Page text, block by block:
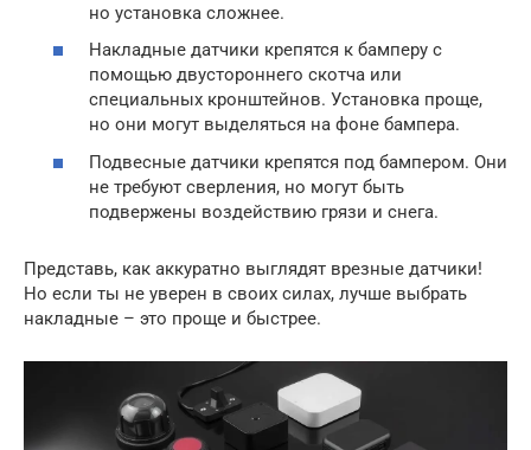
но установка сложнее.
Накладные датчики крепятся к бамперу с
помощью двустороннего скотча или
специальных кронштейнов. Установка проще,
но они могут выделяться на фоне бампера.
Подвесные датчики крепятся под бампером. Они
не требуют сверления, но могут быть
подвержены воздействию грязи и снега.
Представь, как аккуратно выглядят врезные датчики!
Но если ты не уверен в своих силах, лучше выбрать
накладные – это проще и быстрее.